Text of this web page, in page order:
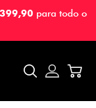
para todo o
para todo o